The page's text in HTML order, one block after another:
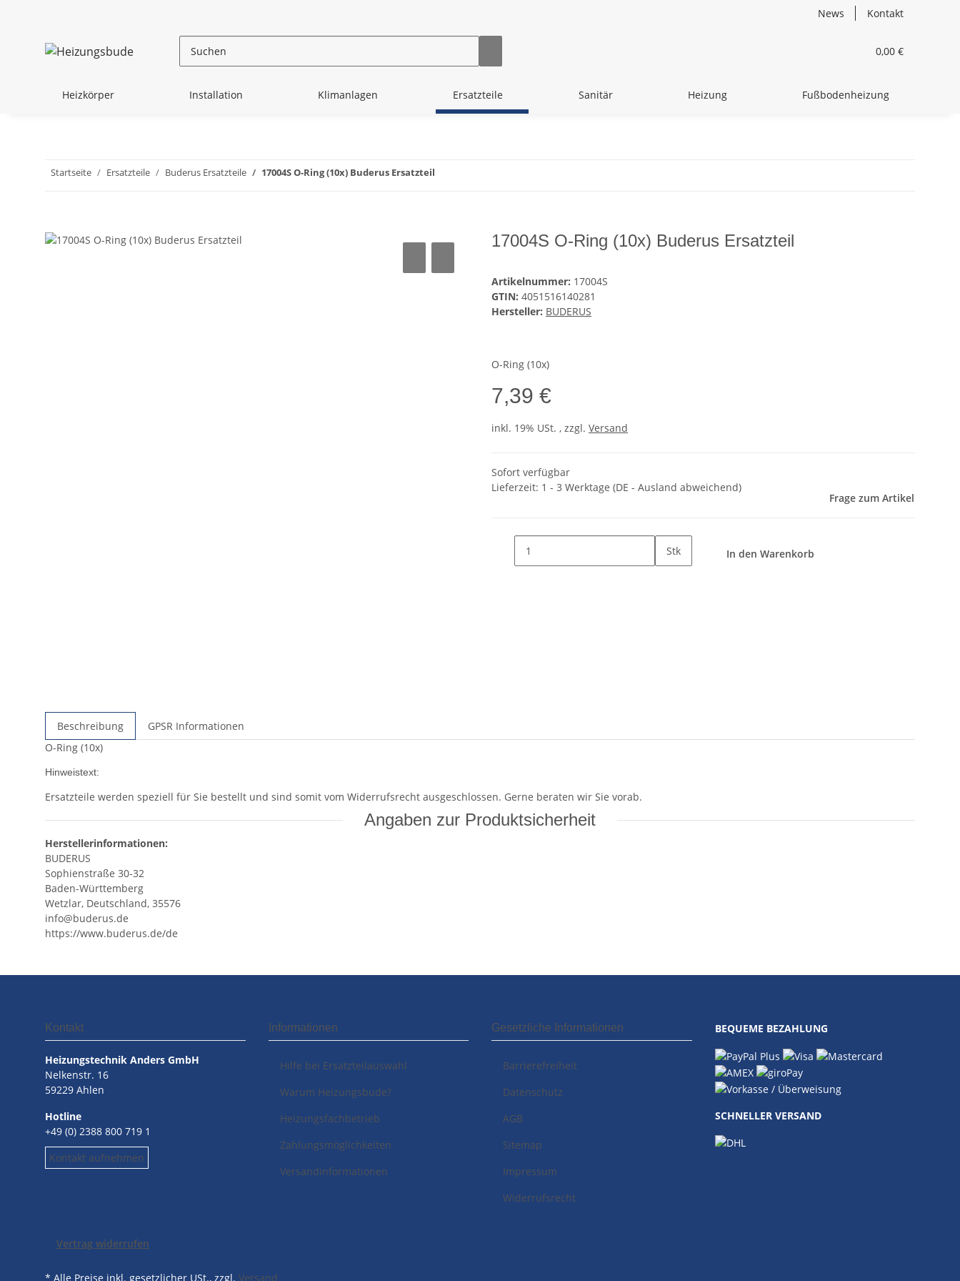
News Kontakt
0,00 €
Heizkörper Installation Klimanlagen Ersatzteile Sanitär Heizung Fußbodenheizung
Startseite Ersatzteile Buderus Ersatzteile 17004S O-Ring (10x) Buderus Ersatzteil
17004S O-Ring (10x) Buderus Ersatzteil
Artikelnummer: 17004S
GTIN: 4051516140281
Hersteller: BUDERUS
O-Ring (10x)
7,39 €
inkl. 19% USt. , zzgl. Versand
Sofort verfügbar
Lieferzeit: 1 - 3 Werktage (DE - Ausland abweichend)
Frage zum Artikel
Stk In den Warenkorb
Beschreibung
GPSR Informationen
O-Ring (10x)
Hinweistext:
Ersatzteile werden speziell für Sie bestellt und sind somit vom Widerrufsrecht ausgeschlossen. Gerne beraten wir Sie vorab.
Angaben zur Produktsicherheit
Herstellerinformationen:
BUDERUS
Sophienstraße 30-32
Baden-Württemberg
Wetzlar, Deutschland, 35576
info@buderus.de
https://www.buderus.de/de
Kontakt
Heizungstechnik Anders GmbH
Nelkenstr. 16
59229 Ahlen
Hotline
+49 (0) 2388 800 719 1
Kontakt aufnehmen
Informationen
Hilfe bei Ersatzteilauswahl
Warum Heizungsbude?
Heizungsfachbetrieb
Zahlungsmöglichkeiten
Versandinformationen
Gesetzliche Informationen
Barrierefreiheit
Datenschutz
AGB
Sitemap
Impressum
Widerrufsrecht
BEQUEME BEZAHLUNG
SCHNELLER VERSAND
Vertrag widerrufen
* Alle Preise inkl. gesetzlicher USt., zzgl. Versand